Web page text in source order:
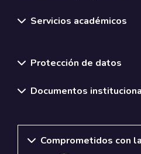
Servicios académicos
Protección de datos
Documentos
Comprometidos con